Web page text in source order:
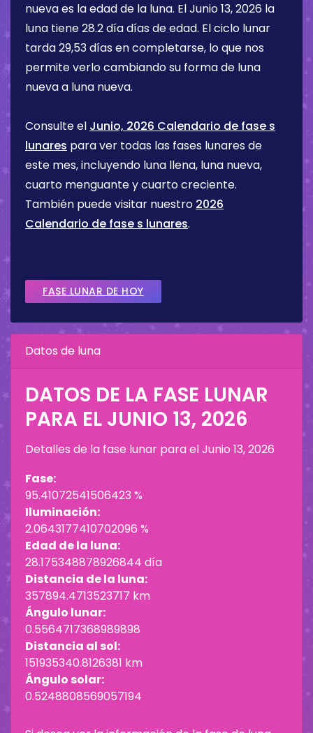
nueva es la edad de la luna. ElJunio 13, 2026 la
luna tiene28.2 díadías de edad. El ciclo lunar
tarda 29,53 días en completarse, lo que nos
permite verlo cambiando su forma de luna
nueva a luna nueva.
Consulte el Junio, 2026 Calendario de fase s
lunares para ver todas las fases lunares de
este mes, incluyendo luna llena, luna nueva,
cuarto menguante y cuarto creciente.
También puede visitar nuestro 2026
Calendario de fase s lunares.
FASE LUNAR DE HOY
Datos de luna
DATOS DE LA FASE LUNAR
PARA EL JUNIO 13, 2026
Detalles de la fase lunar para elJunio 13, 2026
Fase:
95.41072541506423 %
Iluminación:
2.0643177410702096 %
Edad de la luna:
28.175348878926844 día
Distancia de la luna:
357894.4713523717 km
Ángulo lunar:
0.5564717368989898
Distancia al sol:
151935340.8126381 km
Ángulo solar:
0.5248808569057194